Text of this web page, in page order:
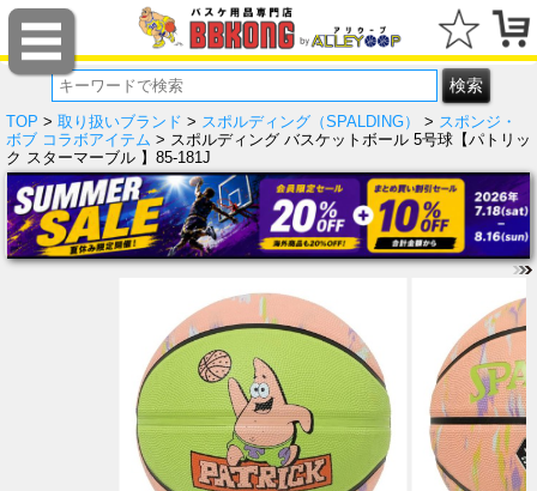
TOP > 取り扱いブランド > スポルディング（SPALDING） > スポンジ・
ボブ コラボアイテム > スポルディング バスケットボール 5号球【パトリッ
ク スターマーブル 】85-181J